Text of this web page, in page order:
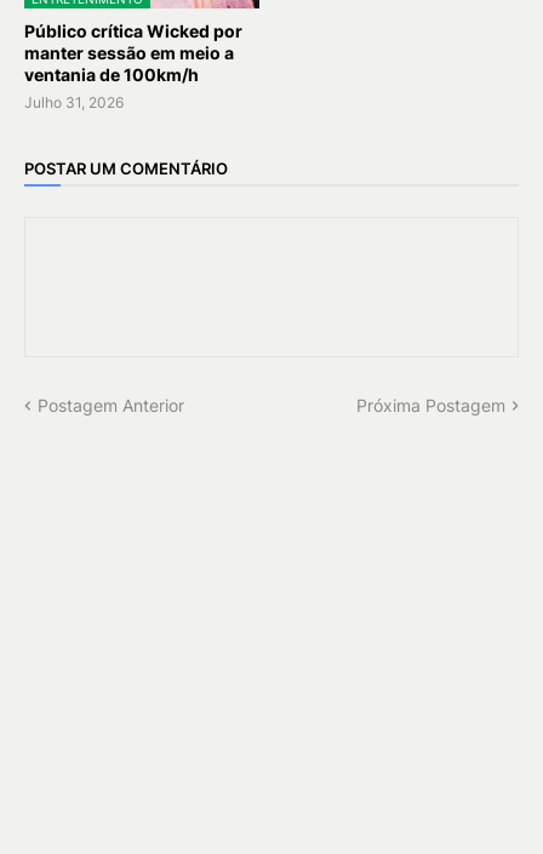
Público crítica Wicked por
manter sessão em meio a
ventania de 100km/h
Julho 31, 2026
POSTAR UM COMENTÁRIO
Postagem Anterior Próxima Postagem